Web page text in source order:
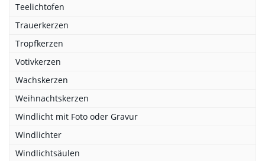
Teelichtofen
Trauerkerzen
Tropfkerzen
Votivkerzen
Wachskerzen
Weihnachtskerzen
Windlicht mit Foto oder Gravur
Windlichter
Windlichtsäulen